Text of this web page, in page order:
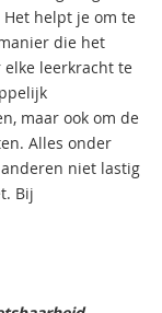
helpt je om te
die het
elke leerkracht te
maar ook om de
Alles onder
niet lastig
Bij